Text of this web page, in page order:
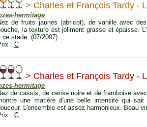
> Charles et François Tardy -
hermitage
de fruits jaunes (abricot), de vanille avec
la texture est joliment grasse et épaisse.
ce stade. (07/2007)
: C
> Charles et François Tardy -
hermitage
de cassis, de cerise noire et de framboise
une matière d'une belle intensité qui
L'ensemble est assez harmonieux. Beau
: C